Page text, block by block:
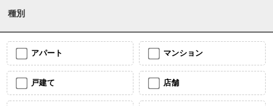
種別
アパート マンション
戸建て 店舗